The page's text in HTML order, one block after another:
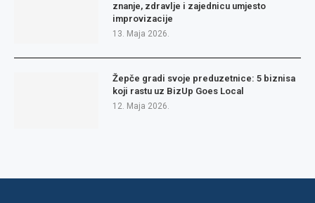
znanje, zdravlje i zajednicu umjesto
improvizacije
13. Maja 2026.
Žepče gradi svoje preduzetnice: 5 biznisa
koji rastu uz BizUp Goes Local
12. Maja 2026.